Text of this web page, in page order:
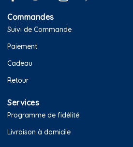
Commandes
Suivi de Commande
Paiement
Cadeau
Retour
Services
Programme de fidélité
Livraison à domicile